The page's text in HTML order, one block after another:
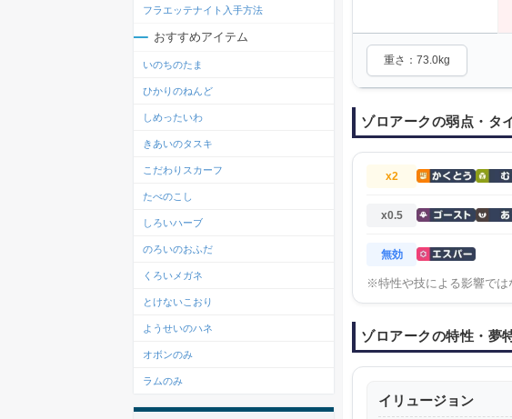
重さ：73.0kg
ゾロアークの弱点・タ
x2
x0.5
無効
※特性や技による影響では
ゾロアークの特性・夢
イリュージョン
フラエッテナイト入手方法
おすすめアイテム
いのちのたま
ひかりのねんど
しめったいわ
きあいのタスキ
こだわりスカーフ
たべのこし
しろいハーブ
のろいのおふだ
くろいメガネ
とけないこおり
ようせいのハネ
オボンのみ
ラムのみ